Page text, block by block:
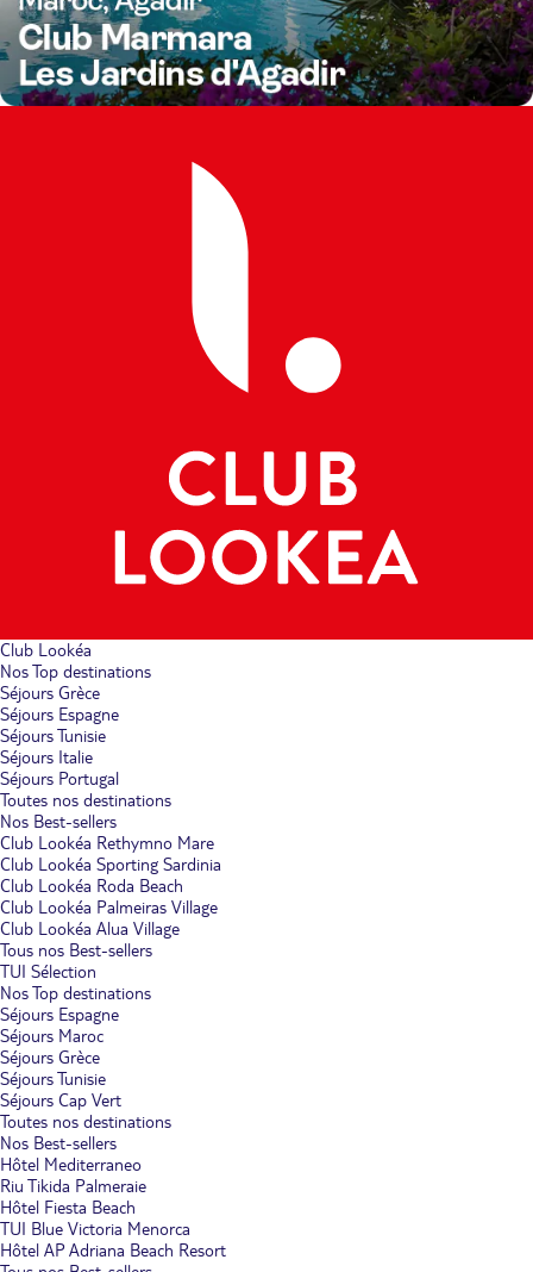
Club Lookéa
Nos Top destinations
Séjours Grèce
Séjours Espagne
Séjours Tunisie
Séjours Italie
Séjours Portugal
Toutes nos destinations
Nos Best-sellers
Club Lookéa Rethymno Mare
Club Lookéa Sporting Sardinia
Club Lookéa Roda Beach
Club Lookéa Palmeiras Village
Club Lookéa Alua Village
Tous nos Best-sellers
TUI Sélection
Nos Top destinations
Séjours Espagne
Séjours Maroc
Séjours Grèce
Séjours Tunisie
Séjours Cap Vert
Toutes nos destinations
Nos Best-sellers
Hôtel Mediterraneo
Riu Tikida Palmeraie
Hôtel Fiesta Beach
TUI Blue Victoria Menorca
Hôtel AP Adriana Beach Resort